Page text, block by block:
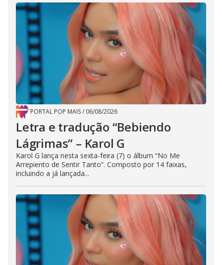
PORTAL POP MAIS/ 06/08/2026
Letra e tradução “Bebiendo
Lágrimas” – Karol G
Karol G lança nesta sexta-feira (7) o álbum “No Me
Arrepiento de Sentir Tanto”. Composto por 14 faixas,
incluindo a já lançada...